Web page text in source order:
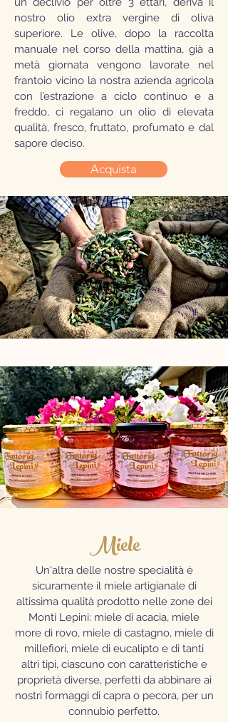
nostro olio extra vergine di oliva
superiore. Le olive, dopo la raccolta
manuale nel corso della mattina, già a
metà giornata vengono lavorate nel
frantoio vicino la nostra azienda agricola
con l’estrazione a ciclo continuo e a
freddo, ci regalano un olio di elevata
qualità, fresco, fruttato, profumato e dal
sapore deciso.
Acquista
Miele
Un'altra delle nostre specialità è
sicuramente il miele artigianale di
altissima qualità prodotto nelle zone dei
Monti Lepini: miele di acacia, miele
more di rovo, miele di castagno, miele di
millefiori, miele di eucalipto e di tanti
altri tipi, ciascuno con caratteristiche e
proprietà diverse, perfetti da abbinare ai
nostri formaggi di capra o pecora, per un
connubio perfetto.